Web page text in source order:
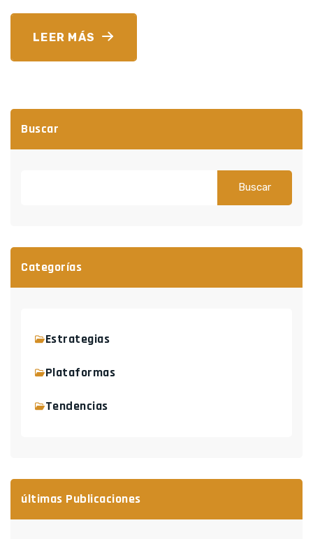
LEER MÁS
Buscar
Buscar
Categorías
Estrategias
Plataformas
Tendencias
últimas Publicaciones